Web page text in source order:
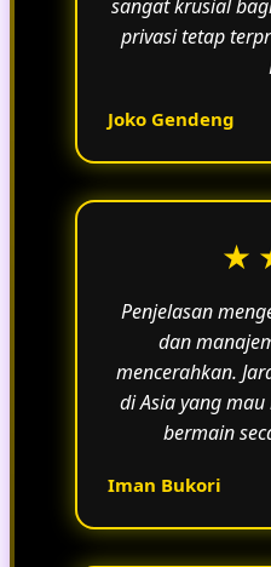
sangat krusial
privasi tetap
Joko Gendeng
Penjelasan
dan
mencerahkan.
di Asia yang
bermain
Iman Bukori